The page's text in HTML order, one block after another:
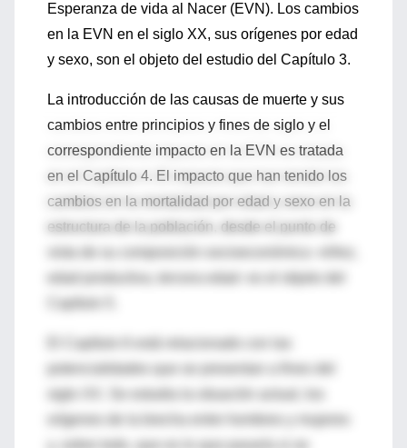
Esperanza de vida al Nacer (EVN). Los cambios
en la EVN en el siglo XX, sus orígenes por edad
y sexo, son el objeto del estudio del Capítulo 3.
La introducción de las causas de muerte y sus
cambios entre principios y fines de siglo y el
correspondiente impacto en la EVN es tratada
en el Capítulo 4. El impacto que han tenido los
cambios en la mortalidad por edad y sexo en la
estructura de la población, desde el punto de
Capítulo 5.
El Capítulo 6 está relacionado con las
siglo XX. Se estudia la situación actual, los
orígenes de la brecha entre hombres y mujeres